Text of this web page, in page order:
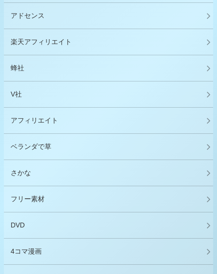
アドセンス
楽天アフィリエイト
蜂社
V社
アフィリエイト
ベランダで草
さかな
フリー素材
DVD
4コマ漫画